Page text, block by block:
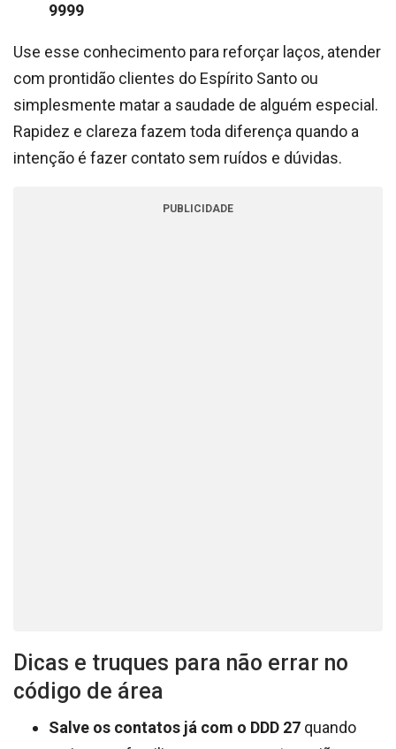
9999
Use esse conhecimento para reforçar laços, atender
com prontidão clientes do Espírito Santo ou
simplesmente matar a saudade de alguém especial.
Rapidez e clareza fazem toda diferença quando a
intenção é fazer contato sem ruídos e dúvidas.
PUBLICIDADE
Dicas e truques para não errar no
código de área
Salve os contatos já com o DDD 27 quando